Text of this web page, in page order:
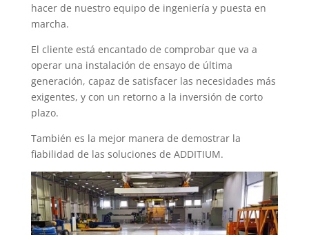
hacer de nuestro equipo de ingeniería y puesta en
marcha.
El cliente está encantado de comprobar que va a
operar una instalación de ensayo de última
generación, capaz de satisfacer las necesidades más
exigentes, y con un retorno a la inversión de corto
plazo.
También es la mejor manera de demostrar la
fiabilidad de las soluciones de ADDITIUM.